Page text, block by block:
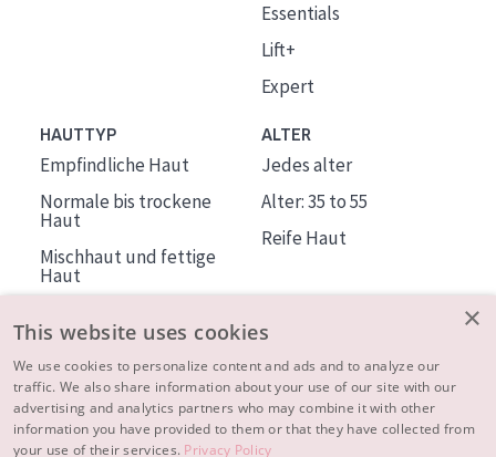
Essentials
Lift+
Expert
HAUTTYP
Empfindliche Haut
Normale bis trockene
Haut
Mischhaut und fettige
Haut
Haut
ALTER
Jedes alter
Alter: 35 to 55
Reife Haut
ÜBER DIADERMINE
Mehr über uns
×
This website uses cookies
We use cookies to personalize content and ads and to analyze our
traffic. We also share information about your use of our site with our
advertising and analytics partners who may combine it with other
information you have provided to them or that they have collected from
your use of their services. Privacy Policy